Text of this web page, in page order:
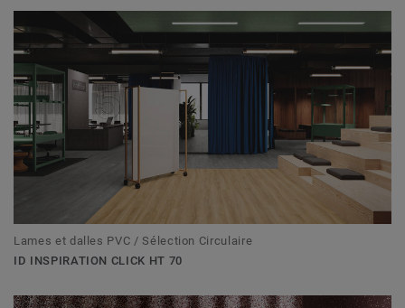
Lames et dalles PVC / Sélection Circulaire
ID INSPIRATION CLICK HT 70